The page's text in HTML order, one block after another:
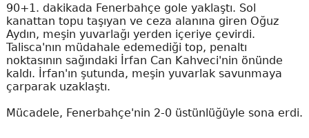
90+1. dakikada Fenerbahçe gole yaklaştı. Sol
kanattan topu taşıyan ve ceza alanına giren Oğuz
Aydın, meşin yuvarlağı yerden içeriye çevirdi.
Talisca'nın müdahale edemediği top, penaltı
noktasının sağındaki İrfan Can Kahveci'nin önünde
kaldı. İrfan'ın şutunda, meşin yuvarlak savunmaya
çarparak uzaklaştı.
Mücadele, Fenerbahçe'nin 2-0 üstünlüğüyle sona erdi.